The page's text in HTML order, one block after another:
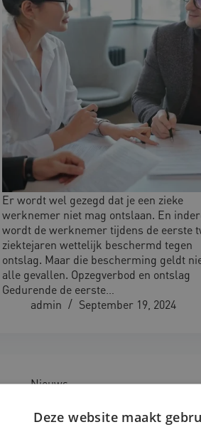
Er wordt wel gezegd dat je een zieke
werknemer niet mag ontslaan. En
wordt de werknemer tijdens de eerste
ziektejaren wettelijk beschermd tegen
ontslag. Maar die bescherming geldt
alle gevallen. Opzegverbod en ontslag
Gedurende de eerste…
admin
September 19, 2024
Nieuws
voorwaardenrichtlijn deel 5: Slot
Deze website maakt